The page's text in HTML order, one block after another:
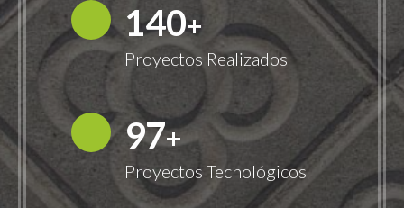
149+
Proyectos Realizados
100+
Proyectos Tecnológicos